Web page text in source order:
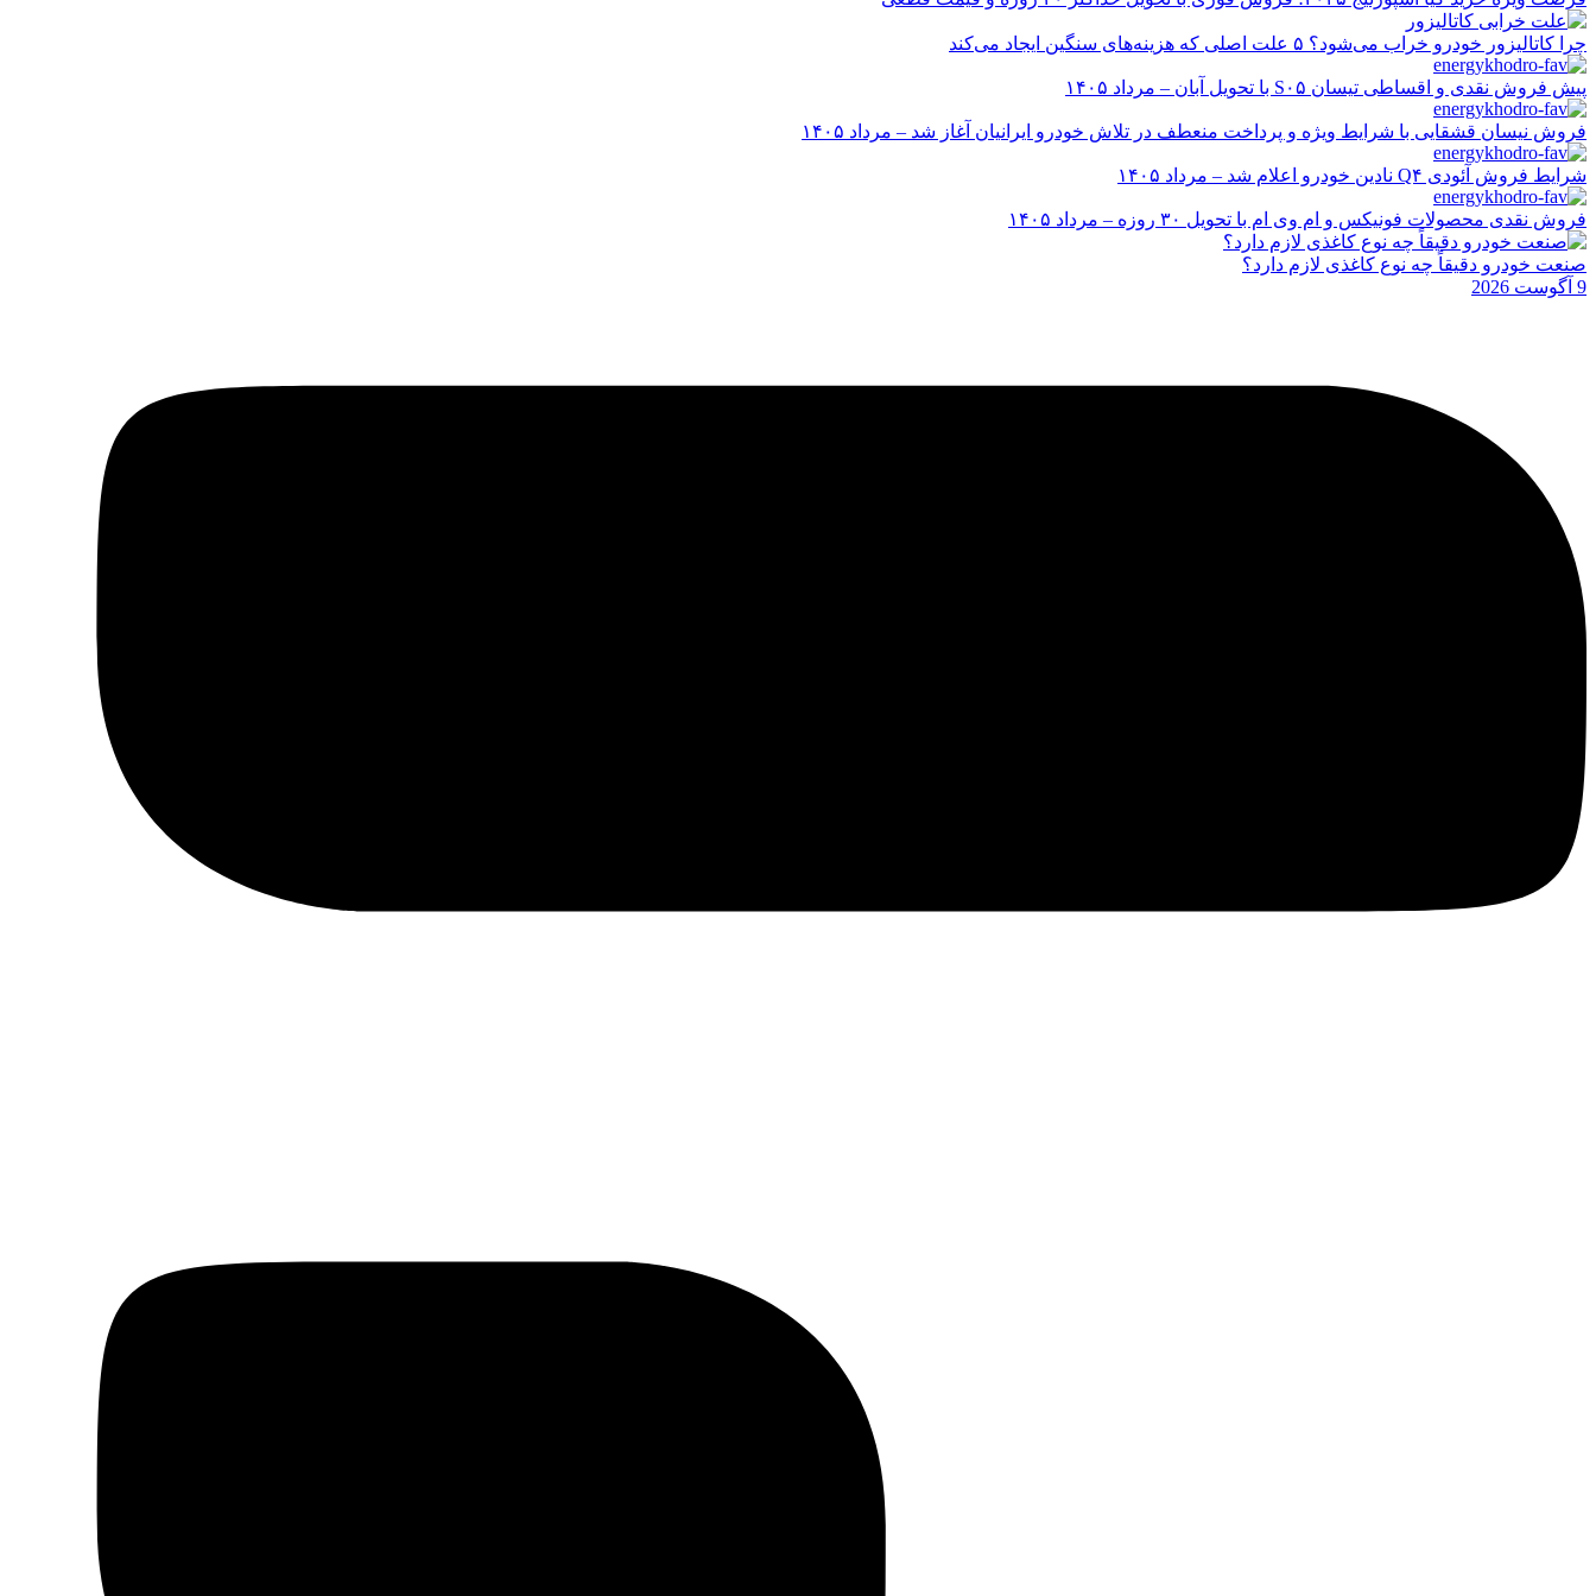
چرا کاتالیزور خودرو خراب می‌شود؟ ۵ علت اصلی که هزینه‌های سنگین ایجاد می‌کند
پیش فروش نقدی و اقساطی تیسان S۰۵ با تحویل آبان – مرداد ۱۴۰۵
فروش نیسان قشقایی با شرایط ویژه و پرداخت منعطف در تلاش خودرو ایرانیان آغاز شد – مرداد ۱۴۰۵
شرایط فروش آئودی Q۴ نادین خودرو اعلام شد – مرداد ۱۴۰۵
فروش نقدی محصولات فونیکس و ام وی ام با تحویل ۳۰ روزه – مرداد ۱۴۰۵
صنعت خودرو دقیقاً چه نوع کاغذی لازم دارد؟
9 آگوست 2026